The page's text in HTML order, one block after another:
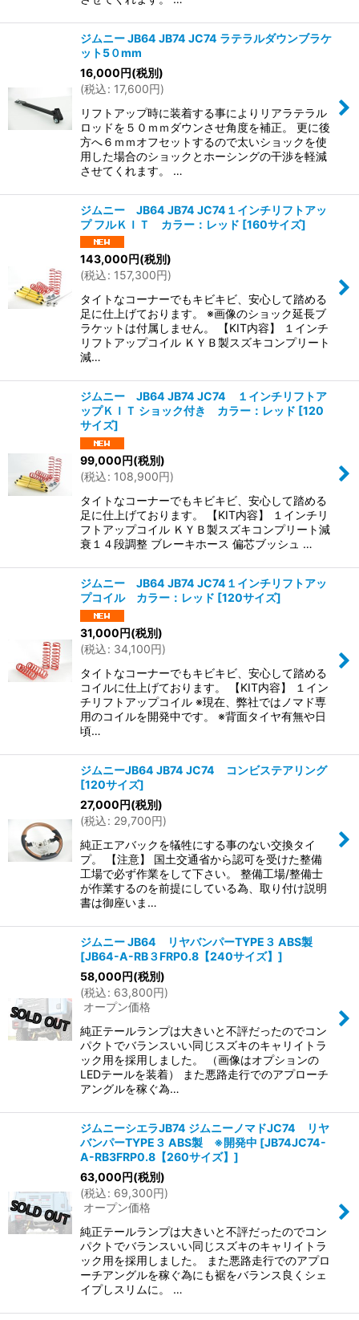
ジムニー JB64 JB74 JC74 ラテラルダウンブラケ
ット5０mm
16,000円(税別)
(税込: 17,600円)
リフトアップ時に装着する事によりリアラテラル
ロッドを５０ｍｍダウンさせ角度を補正。 更に後
方へ６ｍｍオフセットするので太いショックを使
用した場合のショックとホーシングの干渉を軽減
させてくれます。 …
ジムニー JB64 JB74 JC74１インチリフトアッ
プ フルＫＩＴ カラー：レッド [160サイズ]
143,000円(税別)
(税込: 157,300円)
タイトなコーナーでもキビキビ、安心して踏める
足に仕上げております。 ※画像のショック延長ブ
ラケットは付属しません。 【KIT内容】 １インチ
リフトアップコイル ＫＹＢ製スズキコンプリート
減…
ジムニー JB64 JB74 JC74 １インチリフトア
ップＫＩＴ ショック付き カラー：レッド [120
サイズ]
99,000円(税別)
(税込: 108,900円)
タイトなコーナーでもキビキビ、安心して踏める
足に仕上げております。 【KIT内容】 １インチリ
フトアップコイル ＫＹＢ製スズキコンプリート減
衰１４段調整 ブレーキホース 偏芯ブッシュ …
ジムニー JB64 JB74 JC74１インチリフトアッ
プコイル カラー：レッド [120サイズ]
31,000円(税別)
(税込: 34,100円)
タイトなコーナーでもキビキビ、安心して踏める
コイルに仕上げております。 【KIT内容】 １イン
チリフトアップコイル ※現在、弊社ではノマド専
用のコイルを開発中です。 ※背面タイヤ有無や日
頃…
ジムニーJB64 JB74 JC74 コンビステアリング
[120サイズ]
27,000円(税別)
(税込: 29,700円)
純正エアバックを犠牲にする事のない交換タイ
プ。 【注意】 国土交通省から認可を受けた整備
工場で必ず作業をして下さい。 整備工場/整備士
が作業するのを前提にしている為、取り付け説明
書は御座いま…
ジムニー JB64 リヤバンパーTYPE３ ABS製
[JB64-A-RB３FRP0.8【240サイズ】 ]
58,000円(税別)
(税込: 63,800円)
オープン価格
純正テールランプは大きいと不評だったのでコン
パクトでバランスいい同じスズキのキャリイトラ
ック用を採用しました。 （画像はオプションの
LEDテールを装着） また悪路走行でのアプローチ
アングルを稼ぐ為…
ジムニーシエラJB74 ジムニーノマドJC74 リヤ
バンパーTYPE３ ABS製 ※開発中 [JB74JC74-
A-RB3FRP0.8【260サイズ】 ]
63,000円(税別)
(税込: 69,300円)
オープン価格
純正テールランプは大きいと不評だったのでコン
パクトでバランスいい同じスズキのキャリイトラ
ック用を採用しました。 また悪路走行でのアプロ
ーチアングルを稼ぐ為にも裾をバランス良くシェ
イプしスリムに。 …